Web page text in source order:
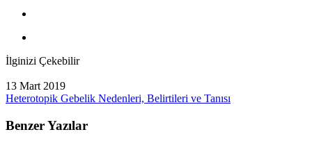
İlginizi Çekebilir
13 Mart 2019
Heterotopik Gebelik Nedenleri, Belirtileri ve Tanısı
Benzer Yazılar